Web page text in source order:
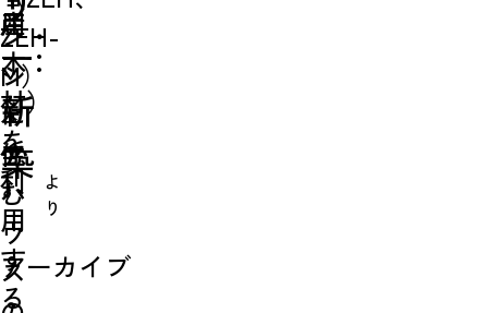
Simulation
CO₂削減効果を測る
ー:
新
築
ZEH-
M）
に
住
む
産
木
材）
を
利
用
す
る
ン・
シ
ェ
ア
ハ
ウ
ス
用
よ
り
アーカイブ